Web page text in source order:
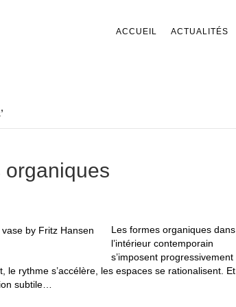
ACCUEIL ACTUALITÉS
organiques
Les formes organiques dans
l’intérieur contemporain
s’imposent progressivement
rythme s’accélère, les espaces se rationalisent. Et
subtile…